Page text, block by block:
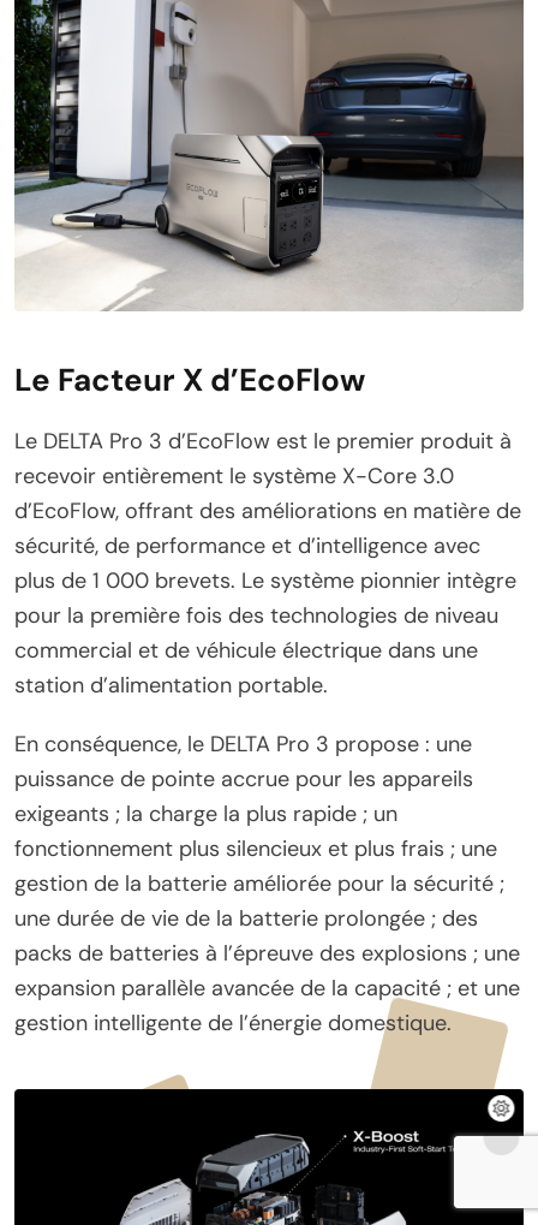
Le Facteur X d’EcoFlow
Le DELTA Pro 3 d’EcoFlow est le premier produit à
recevoir entièrement le système X-Core 3.0
d’EcoFlow, offrant des améliorations en matière de
sécurité, de performance et d’intelligence avec
plus de 1 000 brevets. Le système pionnier intègre
pour la première fois des technologies de niveau
commercial et de véhicule électrique dans une
station d’alimentation portable.
En conséquence, le DELTA Pro 3 propose : une
puissance de pointe accrue pour les appareils
exigeants ; la charge la plus rapide ; un
fonctionnement plus silencieux et plus frais ; une
gestion de la batterie améliorée pour la sécurité ;
une durée de vie de la batterie prolongée ; des
packs de batteries à l’épreuve des explosions ; une
expansion parallèle avancée de la capacité ; et une
gestion intelligente de l’énergie domestique.